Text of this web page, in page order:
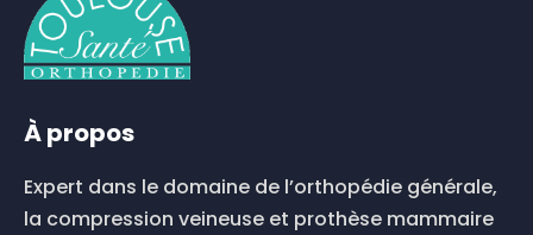
À propos
Expert dans le domaine de l’orthopédie générale,
la compression veineuse et prothèse mammaire